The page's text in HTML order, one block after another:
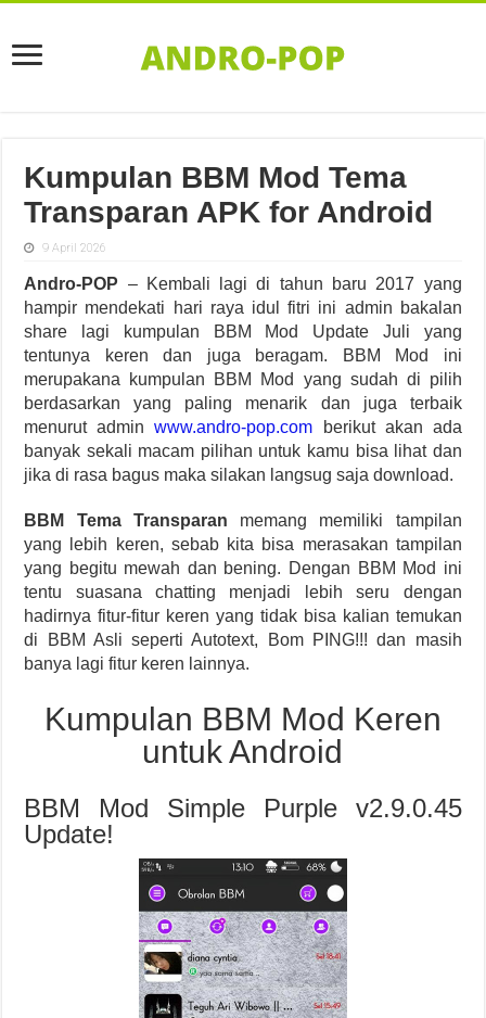
Kumpulan BBM Mod Tema
Transparan APK for Android
9 April 2026
Andro-POP – Kembali lagi di tahun baru 2017 yang
hampir mendekati hari raya idul fitri ini admin bakalan
share lagi kumpulan BBM Mod Update Juli yang
tentunya keren dan juga beragam. BBM Mod ini
merupakana kumpulan BBM Mod yang sudah di pilih
berdasarkan yang paling menarik dan juga terbaik
menurut adminwww.andro-pop.com berikut akan ada
banyak sekali macam pilihan untuk kamu bisa lihat dan
jika di rasa bagus maka silakan langsug saja download.
BBM Tema Transparan memang memiliki tampilan
yang lebih keren, sebab kita bisa merasakan tampilan
yang begitu mewah dan bening. Dengan BBM Mod ini
tentu suasana chatting menjadi lebih seru dengan
hadirnya fitur-fitur keren yang tidak bisa kalian temukan
di BBM Asli seperti Autotext, Bom PING!!! dan masih
banya lagi fitur keren lainnya.
Kumpulan BBM Mod Keren
untuk Android
BBM Mod Simple Purple v2.9.0.45
Update!